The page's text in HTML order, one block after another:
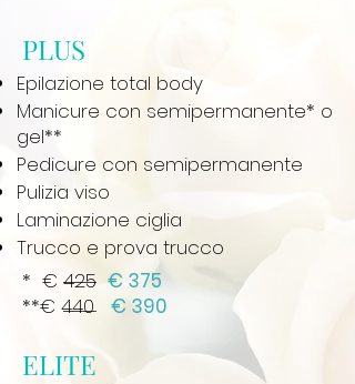
PLUS
Epilazione total body
Manicure con semipermanente* o
gel**
Pedicure con semipermanente
Pulizia viso
Laminazione ciglia
Trucco e prova trucco
* € 425 € 375
**€ 440 € 390
ELITE